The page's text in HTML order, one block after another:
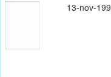
13-nov-